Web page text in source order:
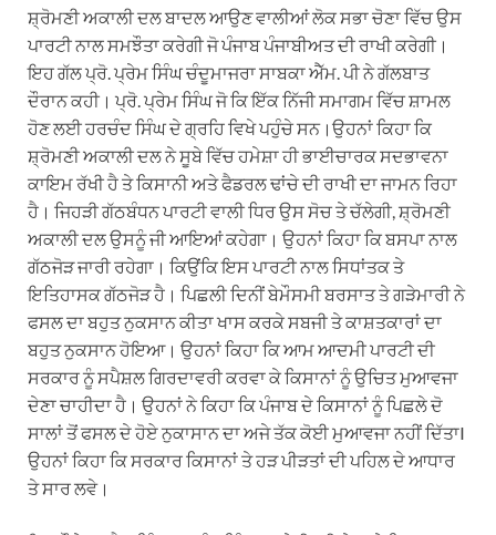
ਸ਼੍ਰੋਮਣੀ ਅਕਾਲੀ ਦਲ ਬਾਦਲ ਆਉਣ ਵਾਲੀਆਂ ਲੋਕ ਸਭਾ ਚੋਣਾ ਵਿੱਚ ਉਸ
ਪਾਰਟੀ ਨਾਲ ਸਮਝੌਤਾ ਕਰੇਗੀ ਜੋ ਪੰਜਾਬ ਪੰਜਾਬੀਅਤ ਦੀ ਰਾਖੀ ਕਰੇਗੀ।
ਇਹ ਗੱਲ ਪ੍ਰੋ. ਪ੍ਰੇਮ ਸਿੰਘ ਚੰਦੂਮਾਜਰਾ ਸਾਬਕਾ ਐੱਮ. ਪੀ ਨੇ ਗੱਲਬਾਤ
ਦੌਰਾਨ ਕਹੀ। ਪ੍ਰੋ. ਪ੍ਰੇਮ ਸਿੰਘ ਜੋ ਕਿ ਇੱਕ ਨਿੱਜੀ ਸਮਾਗਮ ਵਿੱਚ ਸ਼ਾਮਲ
ਹੋਣ ਲਈ ਹਰਚੰਦ ਸਿੰਘ ਦੇ ਗ੍ਰਹਿ ਵਿਖੇ ਪਹੁੰਚੇ ਸਨ।ਉਹਨਾਂ ਕਿਹਾ ਕਿ
ਸ਼੍ਰੋਮਣੀ ਅਕਾਲੀ ਦਲ ਨੇ ਸੂਬੇ ਵਿੱਚ ਹਮੇਸ਼ਾ ਹੀ ਭਾਈਚਾਰਕ ਸਦਭਾਵਨਾ
ਕਾਇਮ ਰੱਖੀ ਹੈ ਤੇ ਕਿਸਾਨੀ ਅਤੇ ਫੈਡਰਲ ਢਾਂਚੇ ਦੀ ਰਾਖੀ ਦਾ ਜਾਮਨ ਰਿਹਾ
ਹੈ। ਜਿਹੜੀ ਗੱਠਬੰਧਨ ਪਾਰਟੀ ਵਾਲੀ ਧਿਰ ਉਸ ਸੋਚ ਤੇ ਚੱਲੇਗੀ, ਸ਼੍ਰੋਮਣੀ
ਅਕਾਲੀ ਦਲ ਉਸਨੂੰ ਜੀ ਆਇਆਂ ਕਹੇਗਾ। ਉਹਨਾਂ ਕਿਹਾ ਕਿ ਬਸਪਾ ਨਾਲ
ਗੱਠਜੋੜ ਜਾਰੀ ਰਹੇਗਾ। ਕਿਉਂਕਿ ਇਸ ਪਾਰਟੀ ਨਾਲ ਸਿਧਾਂਤਕ ਤੇ
ਇਤਿਹਾਸਕ ਗੱਠਜੋੜ ਹੈ। ਪਿਛਲੀ ਦਿਨੀਂ ਬੇਮੌਸਮੀ ਬਰਸਾਤ ਤੇ ਗੜੇਮਾਰੀ ਨੇ
ਫਸਲ ਦਾ ਬਹੁਤ ਨੁਕਸਾਨ ਕੀਤਾ ਖਾਸ ਕਰਕੇ ਸਬਜੀ ਤੇ ਕਾਸ਼ਤਕਾਰਾਂ ਦਾ
ਬਹੁਤ ਨੁਕਸਾਨ ਹੋਇਆ। ਉਹਨਾਂ ਕਿਹਾ ਕਿ ਆਮ ਆਦਮੀ ਪਾਰਟੀ ਦੀ
ਸਰਕਾਰ ਨੂੰ ਸਪੈਸ਼ਲ ਗਿਰਦਾਵਰੀ ਕਰਵਾ ਕੇ ਕਿਸਾਨਾਂ ਨੂੰ ਉਚਿਤ ਮੁਆਵਜਾ
ਦੇਣਾ ਚਾਹੀਦਾ ਹੈ। ਉਹਨਾਂ ਨੇ ਕਿਹਾ ਕਿ ਪੰਜਾਬ ਦੇ ਕਿਸਾਨਾਂ ਨੂੰ ਪਿਛਲੇ ਦੋ
ਸਾਲਾਂ ਤੋਂ ਫਸਲ ਦੇ ਹੋਏ ਨੁਕਾਸਾਨ ਦਾ ਅਜੇ ਤੱਕ ਕੋਈ ਮੁਆਵਜਾ ਨਹੀਂ ਦਿੱਤਾI
ਉਹਨਾਂ ਕਿਹਾ ਕਿ ਸਰਕਾਰ ਕਿਸਾਨਾਂ ਤੇ ਹੜ ਪੀੜਤਾਂ ਦੀ ਪਹਿਲ ਦੇ ਆਧਾਰ
ਤੇ ਸਾਰ ਲਵੇ।